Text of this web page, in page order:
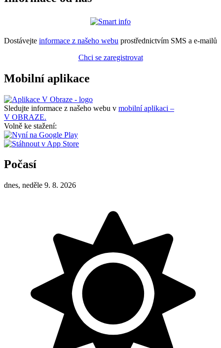
Dostávejte informace z našeho webu prostřednictvím SMS a e-mailů
Chci se zaregistrovat
Mobilní aplikace
Sledujte informace z našeho webu v mobilní aplikaci –
V OBRAZE.
Volně ke stažení:
Počasí
dnes, neděle 9. 8. 2026